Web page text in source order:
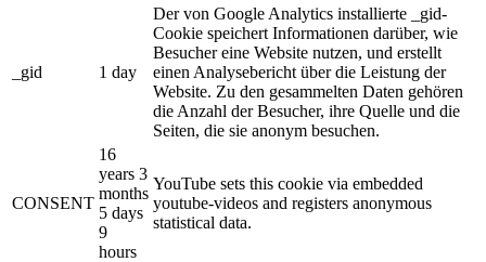
_gid 1 day
Der von Google Analytics installierte _gid-
Cookie speichert Informationen darüber, wie
Besucher eine Website nutzen, und erstellt
einen Analysebericht über die Leistung der
Website. Zu den gesammelten Daten gehören
die Anzahl der Besucher, ihre Quelle und die
Seiten, die sie anonym besuchen.
CONSENT
16
years 3
months
5 days
9
hours
YouTube sets this cookie via embedded
youtube-videos and registers anonymous
statistical data.